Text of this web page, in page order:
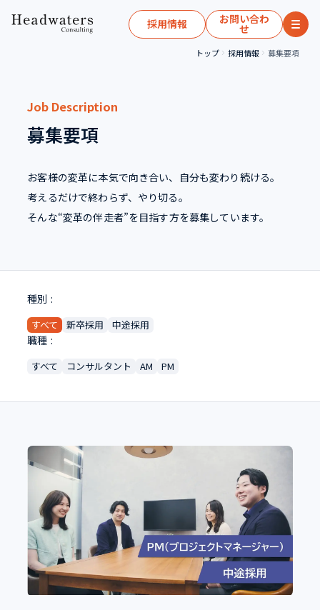
採用情報 お問い合わ
せ
トップ 採用情報 募集要項
Job Description
募集要項
お客様の変革に本気で向き合い、自分も変わり続ける。
考えるだけで終わらず、やり切る。
そんな“変革の伴走者”を目指す方を募集しています。
種別
すべて 新卒採用 中途採用
職種
すべて コンサルタント AM PM